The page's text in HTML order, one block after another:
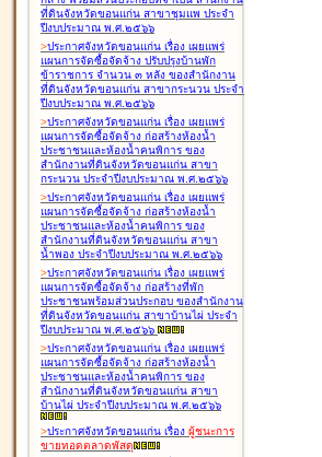
ที่ดินจังหวัดขอนแก่น สาขาชุมแพ ประจำ
ปีงบประมาณ พ.ศ.๒๕๖๖
>ประกาศจังหวัดขอนแก่น เรื่อง เผยแพร่
แผนการจัดซื้อจัดจ้าง ปรับปรุงบ้านพัก
ข้าราชการ จำนวน ๓ หลัง ของสำนักงาน
ที่ดินจังหวัดขอนแก่น สาขากระนวน ประจำ
ปีงบประมาณ พ.ศ.๒๕๖๖
>ประกาศจังหวัดขอนแก่น เรื่อง เผยแพร่
แผนการจัดซื้อจัดจ้าง ก่อสร้างห้องน้ำ
ประชาชนและห้องน้ำคนพิการ ของ
สำนักงานที่ดินจังหวัดขอนแก่น สาขา
กระนวน ประจำปีงบประมาณ พ.ศ.๒๕๖๖
>ประกาศจังหวัดขอนแก่น เรื่อง เผยแพร่
แผนการจัดซื้อจัดจ้าง ก่อสร้างห้องน้ำ
ประชาชนและห้องน้ำคนพิการ ของ
สำนักงานที่ดินจังหวัดขอนแก่น สาขา
น้ำพอง ประจำปีงบประมาณ พ.ศ.๒๕๖๖
>ประกาศจังหวัดขอนแก่น เรื่อง เผยแพร่
แผนการจัดซื้อจัดจ้าง ก่อสร้างที่พัก
ประชาชนพร้อมส่วนประกอบ ของสำนักงาน
ที่ดินจังหวัดขอนแก่น สาขาบ้านไผ่ ประจำ
ปีงบประมาณ พ.ศ.๒๕๖๖
>ประกาศจังหวัดขอนแก่น เรื่อง เผยแพร่
แผนการจัดซื้อจัดจ้าง ก่อสร้างห้องน้ำ
ประชาชนและห้องน้ำคนพิการ ของ
สำนักงานที่ดินจังหวัดขอนแก่น สาขา
บ้านไผ่ ประจำปีงบประมาณ พ.ศ.๒๕๖๖
>ประกาศจังหวัดขอนแก่น เรื่อง ผู้ชนะการ
ขายทอดตลาดพัสดุ